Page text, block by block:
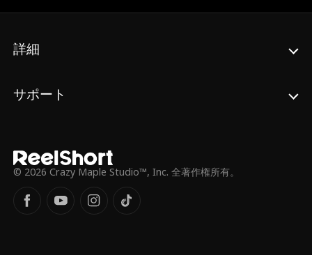
詳細
サポート
© 2026 Crazy Maple Studio™, Inc. 全著作権所有。